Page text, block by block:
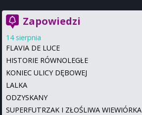
Zapowiedzi
14 sierpnia
FLAVIA DE LUCE
HISTORIE RÓWNOLEGŁE
KONIEC ULICY DĘBOWEJ
LALKA
ODZYSKANY
SUPERFUTRZAK I ZŁOŚLIWA WIEWIÓRKA